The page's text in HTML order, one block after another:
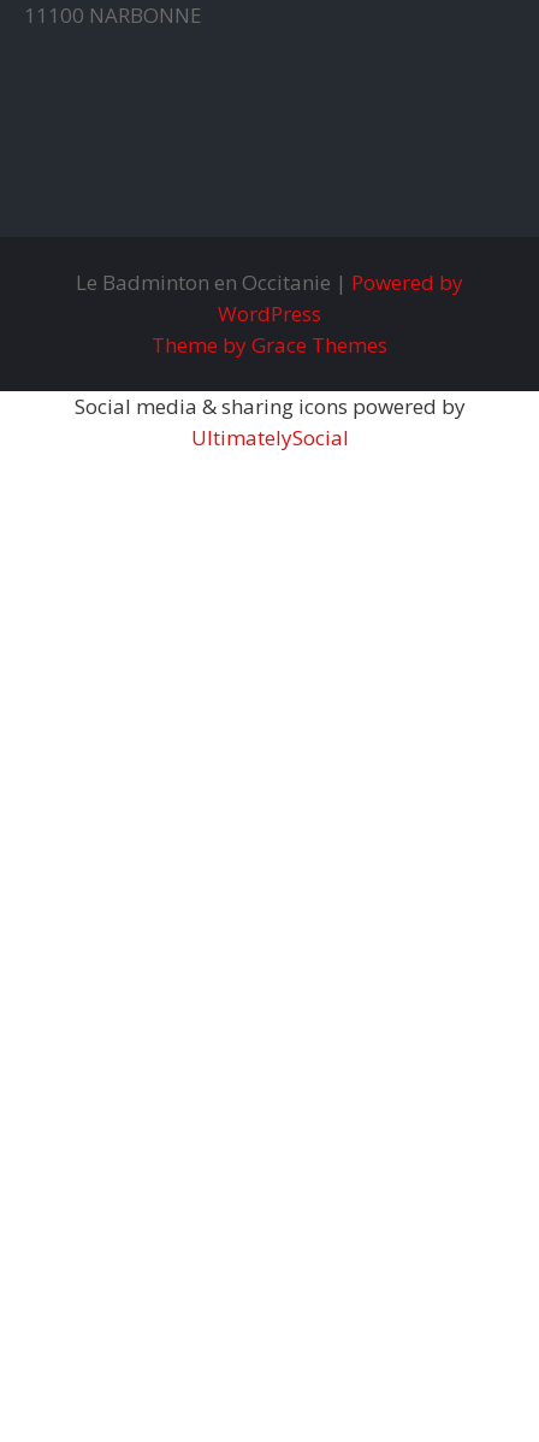
11100 NARBONNE
Le Badminton en Occitanie | Powered by
WordPress
Theme by Grace Themes
Social media & sharing icons powered by
UltimatelySocial